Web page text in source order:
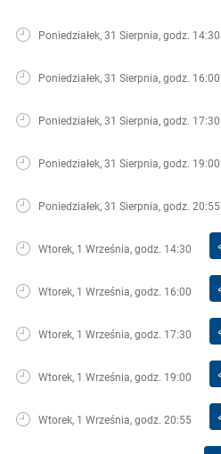
Poniedziałek, 31 Sierpnia, godz. 14:30
Poniedziałek, 31 Sierpnia, godz. 16:00
Poniedziałek, 31 Sierpnia, godz. 17:30
Poniedziałek, 31 Sierpnia, godz. 19:00
Poniedziałek, 31 Sierpnia, godz. 20:55
Wtorek, 1 Września, godz. 14:30
Wtorek, 1 Września, godz. 16:00
Wtorek, 1 Września, godz. 17:30
Wtorek, 1 Września, godz. 19:00
Wtorek, 1 Września, godz. 20:55